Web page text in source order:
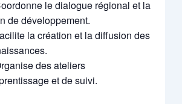
le dialogue régional et la
de développement.
la création et la diffusion des
des ateliers
et de suivi.